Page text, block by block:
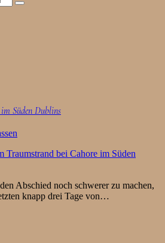
Süden Dublins
Abschied noch schwerer zu machen,
knapp drei Tage von…